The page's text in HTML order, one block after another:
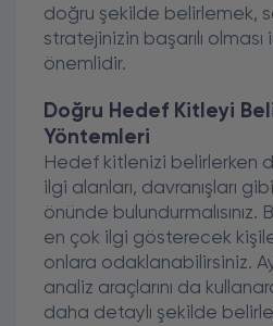
doğru şekilde belirlemek,
stratejinizin başarılı
önemlidir.
Doğru Hedef Kitleyi
Yöntemleri
Hedef kitlenizi belirlerken
ilgi alanları, davranışları
önünde
en çok ilgi gösterecek
onlara odaklanabilirsiniz.
analiz araçlarını da
daha detaylı şekilde